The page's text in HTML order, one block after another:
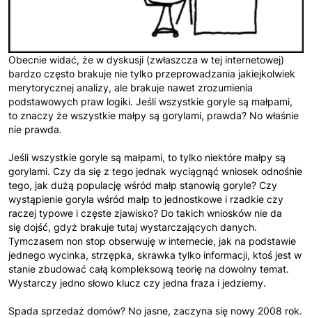
Obecnie widać, że w dyskusji (zwłaszcza w tej internetowej)
bardzo często brakuje nie tylko przeprowadzania jakiejkolwiek
merytorycznej analizy, ale brakuje nawet zrozumienia
podstawowych praw logiki. Jeśli wszystkie goryle są małpami,
to znaczy że wszystkie małpy są gorylami, prawda? No właśnie
nie prawda.
Jeśli wszystkie goryle są małpami, to tylko niektóre małpy są
gorylami. Czy da się z tego jednak wyciągnąć wniosek odnośnie
tego, jak dużą populację wśród małp stanowią goryle? Czy
wystąpienie goryla wśród małp to jednostkowe i rzadkie czy
raczej typowe i częste zjawisko? Do takich wniosków nie da
się dojść, gdyż brakuje tutaj wystarczających danych.
Tymczasem non stop obserwuję w internecie, jak na podstawie
jednego wycinka, strzępka, skrawka tylko informacji, ktoś jest w
stanie zbudować całą kompleksową teorię na dowolny temat.
Wystarczy jedno słowo klucz czy jedna fraza i jedziemy.
Spada sprzedaż domów? No jasne, zaczyna się nowy 2008 rok.